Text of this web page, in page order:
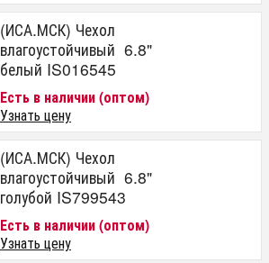
(ИСА.МСК) Чехол
влагоустойчивый 6.8"
белый IS016545
Есть в наличии (оптом)
Узнать цену
(ИСА.МСК) Чехол
влагоустойчивый 6.8"
голубой IS799543
Есть в наличии (оптом)
Узнать цену